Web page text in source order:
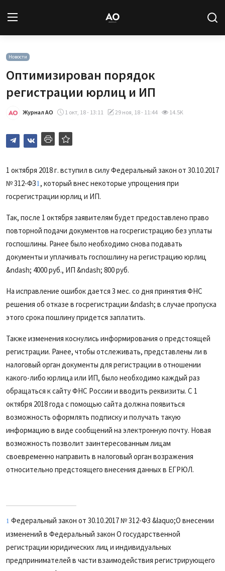
Статьи
Авторы
База знаний
Новости
Оптимизирован порядок
регистрации юрлиц и ИП
Журнал АО 1 окт, 18 - 13:11 29 ноя, 18 - 11:44 14.5K
1 октября 2018 г. вступил в силу Федеральный закон от 30.10.2017
№ 312-ФЗ1, который внес некоторые упрощения при
госрегистрации юрлиц и ИП.
Так, после 1 октября заявителям будет предоставлено право
повторной подачи документов на госрегистрацию без уплаты
госпошлины. Ранее было необходимо снова подавать
документы и уплачивать госпошлину на регистрацию юрлиц
&ndash; 4000 руб., ИП &ndash; 800 руб.
На исправление ошибок дается 3 мес. со дня принятия ФНС
решения об отказе в госрегистрации &ndash; в случае пропуска
этого срока пошлину придется заплатить.
Также изменения коснулись информирования о предстоящей
регистрации. Ранее, чтобы отслеживать, представлены ли в
налоговый орган документы для регистрации в отношении
какого-либо юрлица или ИП, было необходимо каждый раз
обращаться к сайту ФНС России и вводить реквизиты. С 1
октября 2018 года с помощью сайта должна появиться
возможность оформлять подписку и получать такую
информацию в виде сообщений на электронную почту. Новая
возможность позволит заинтересованным лицам
своевременно направить в налоговый орган возражения
относительно предстоящего внесения данных в ЕГРЮЛ.
1 Федеральный закон от 30.10.2017 № 312-ФЗ &laquo;О внесении
изменений в Федеральный закон О государственной
регистрации юридических лиц и индивидуальных
предпринимателей в части взаимодействия регистрирующего